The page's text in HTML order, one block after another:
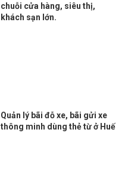
chuỗi cửa hàng, siêu thị,
khách sạn lớn.
Quản lý bãi đỗ xe, bãi gửi xe
thông minh dùng thẻ từ ở Huế